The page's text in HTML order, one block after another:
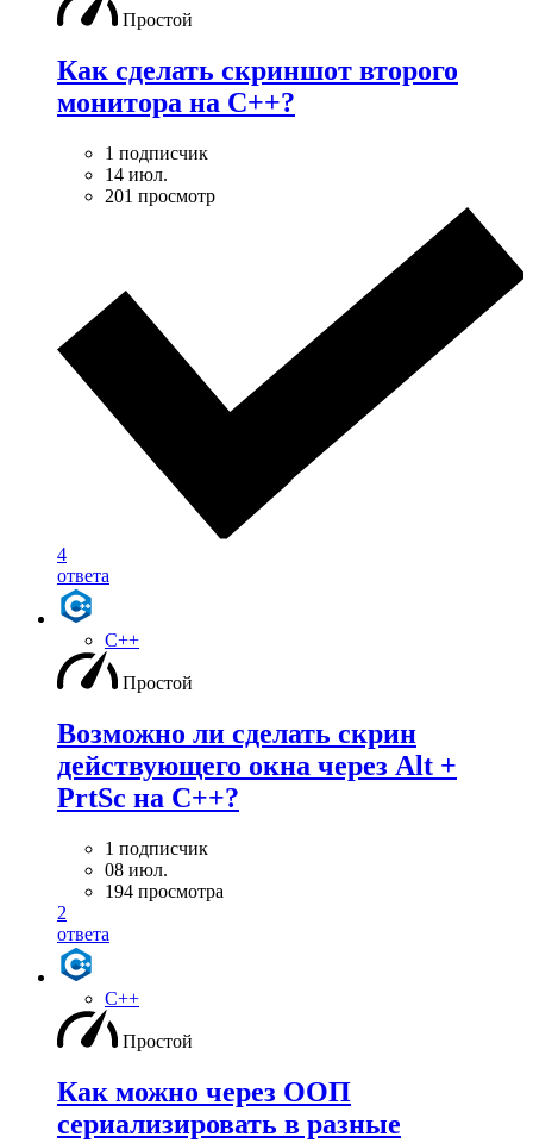
Простой
Как сделать скриншот второго
монитора на С++?
1 подписчик
14 июл.
201 просмотр
4
ответа
C++
Простой
Возможно ли сделать скрин
действующего окна через Alt +
PrtSc на С++?
1 подписчик
08 июл.
194 просмотра
2
ответа
C++
Простой
Как можно через ООП
сериализировать в разные